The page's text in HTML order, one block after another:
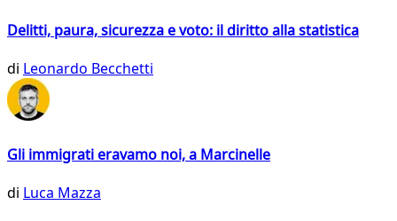
Delitti, paura, sicurezza e voto: il diritto alla statistica
di Leonardo Becchetti
Gli immigrati eravamo noi, a Marcinelle
di Luca Mazza